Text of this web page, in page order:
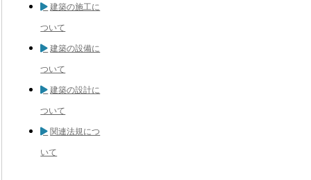
建築の施工に
ついて
建築の設備に
ついて
建築の設計に
ついて
関連法規につ
いて